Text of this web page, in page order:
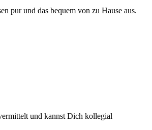
pur und das bequem von zu Hause aus.
und kannst Dich kollegial